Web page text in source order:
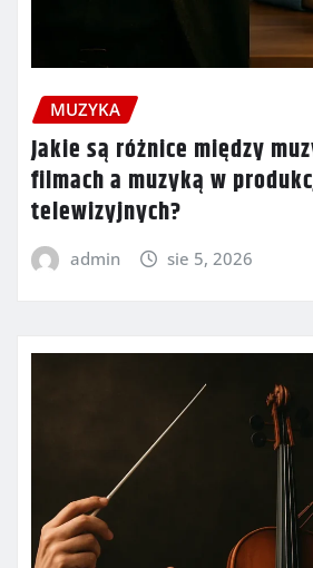
MUZYKA
Jakie są różnice między
filmach a muzyką w
telewizyjnych?
admin sie 5, 2026